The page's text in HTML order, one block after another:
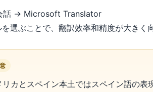
話 → Microsoft Translator
選ぶことで、翻訳效率和精度が大き
リカとスペイン本土ではスペイン語の